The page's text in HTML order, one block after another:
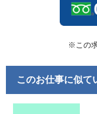
※この
このお仕事に似て